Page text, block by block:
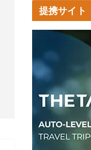
テ
ゴ
ー
提携サイト